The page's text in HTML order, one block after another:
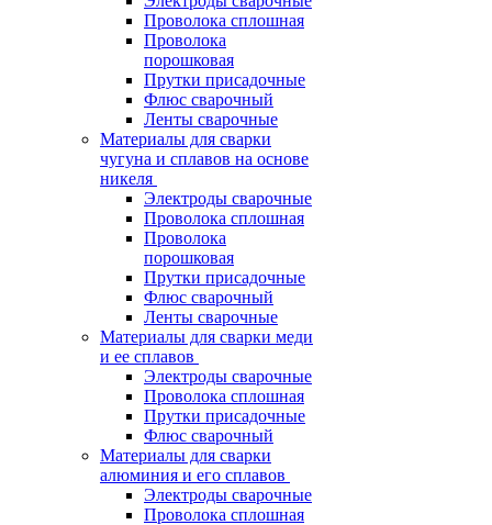
Проволока сплошная
Проволока
порошковая
Прутки присадочные
Флюс сварочный
Ленты сварочные
Материалы для сварки
чугуна и сплавов на основе
никеля
Электроды сварочные
Проволока сплошная
Проволока
порошковая
Прутки присадочные
Флюс сварочный
Ленты сварочные
Материалы для сварки меди
и ее сплавов
Электроды сварочные
Проволока сплошная
Прутки присадочные
Флюс сварочный
Материалы для сварки
алюминия и его сплавов
Электроды сварочные
Проволока сплошная